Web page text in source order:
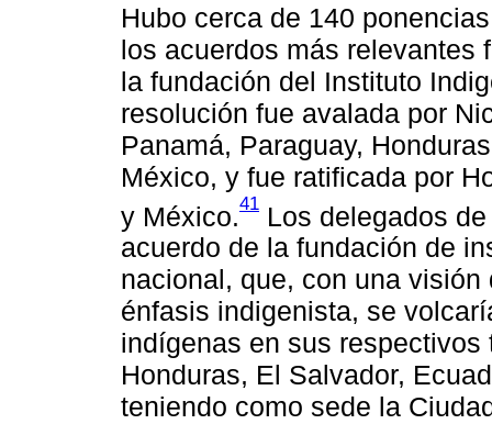
Hubo cerca de 140
los acuerdos más relevantes
la fundación del Instituto
resolución fue avalada por
Panamá, Paraguay,
México, y fue ratificada por
y México.41 Los delegados
acuerdo de la fundación de
nacional, que, con una
énfasis indigenista, se
indígenas en sus
Honduras, El Salvador,
teniendo como sede la